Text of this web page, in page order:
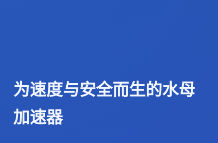
为速度与安全而生的水母
加速器